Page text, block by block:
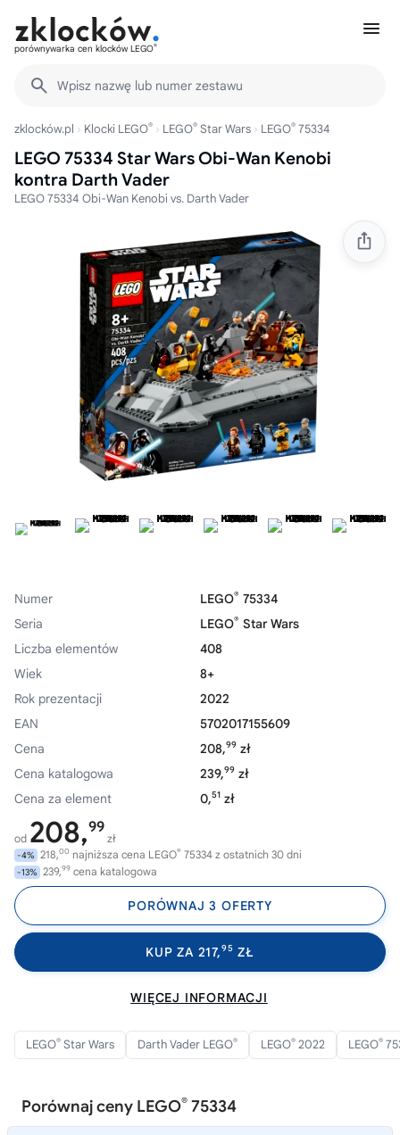
porównywarka cen klocków LEGO®
Wpisz nazwę lub numer zestawu
zklocków.pl Klocki LEGO® LEGO® Star Wars LEGO® 75334
LEGO 75334 Star Wars Obi-Wan Kenobi
kontra Darth Vader
LEGO 75334 Obi-Wan Kenobi vs. Darth Vader
Numer LEGO® 75334
Seria
LEGO® Star Wars
Liczba elementów
408
Wiek
8+
Rok prezentacji
2022
EAN
5702017155609
Cena
208,99 zł
Cena katalogowa
239,99 zł
Cena za element
0,51 zł
od 208,99
zł
-4% 218,00 najniższa cena LEGO® 75334 z ostatnich 30 dni
-13% 239,99 cena katalogowa
PORÓWNAJ 3 OFERTY
KUP ZA 217,95 ZŁ
WIĘCEJ INFORMACJI
LEGO® Star Wars Darth Vader LEGO® LEGO® 2022 LEGO®
Porównaj ceny LEGO® 75334